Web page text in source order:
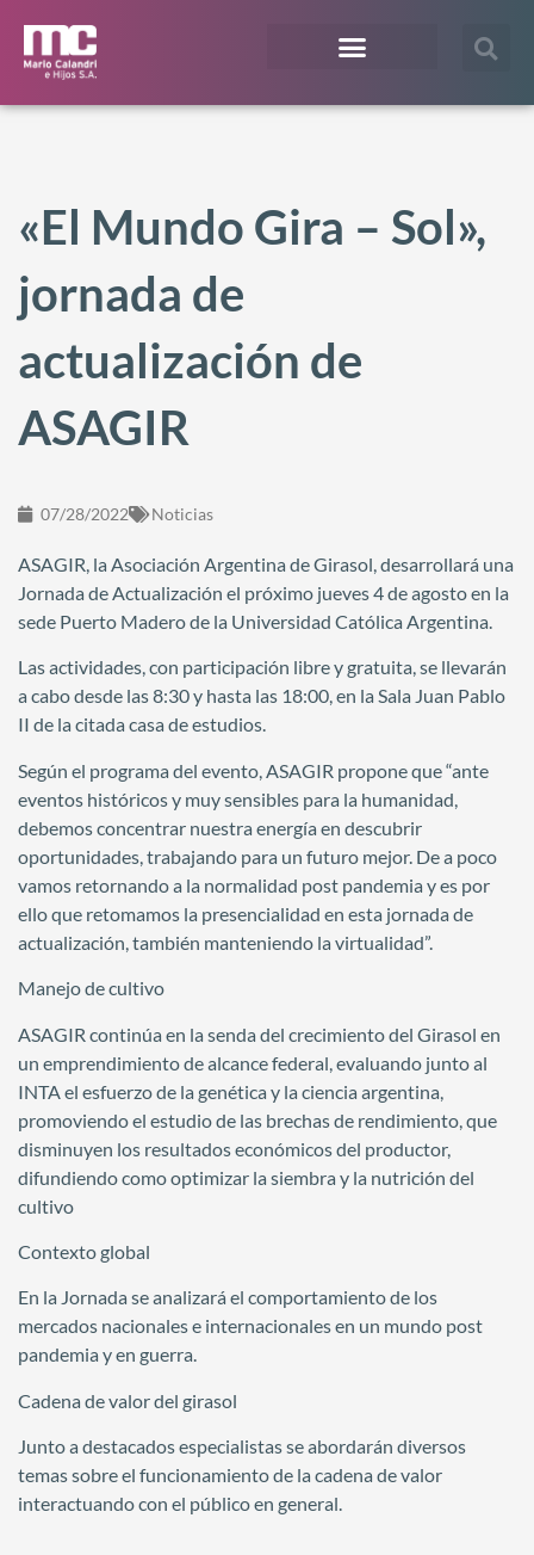
«El Mundo Gira – Sol»,
jornada de
actualización de
ASAGIR
07/28/2022 Noticias
ASAGIR, la Asociación Argentina de Girasol, desarrollará una
Jornada de Actualización el próximo jueves 4 de agosto en la
sede Puerto Madero de la Universidad Católica Argentina.
Las actividades, con participación libre y gratuita, se llevarán
a cabo desde las 8:30 y hasta las 18:00, en la Sala Juan Pablo
II de la citada casa de estudios.
Según el programa del evento, ASAGIR propone que “ante
eventos históricos y muy sensibles para la humanidad,
debemos concentrar nuestra energía en descubrir
oportunidades, trabajando para un futuro mejor. De a poco
vamos retornando a la normalidad post pandemia y es por
ello que retomamos la presencialidad en esta jornada de
actualización, también manteniendo la virtualidad”.
Manejo de cultivo
ASAGIR continúa en la senda del crecimiento del Girasol en
un emprendimiento de alcance federal, evaluando junto al
INTA el esfuerzo de la genética y la ciencia argentina,
promoviendo el estudio de las brechas de rendimiento, que
disminuyen los resultados económicos del productor,
difundiendo como optimizar la siembra y la nutrición del
cultivo
Contexto global
En la Jornada se analizará el comportamiento de los
mercados nacionales e internacionales en un mundo post
pandemia y en guerra.
Cadena de valor del girasol
Junto a destacados especialistas se abordarán diversos
temas sobre el funcionamiento de la cadena de valor
interactuando con el público en general.